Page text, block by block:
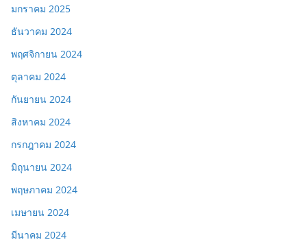
มกราคม 2025
ธันวาคม 2024
พฤศจิกายน 2024
ตุลาคม 2024
กันยายน 2024
สิงหาคม 2024
กรกฎาคม 2024
มิถุนายน 2024
พฤษภาคม 2024
เมษายน 2024
มีนาคม 2024